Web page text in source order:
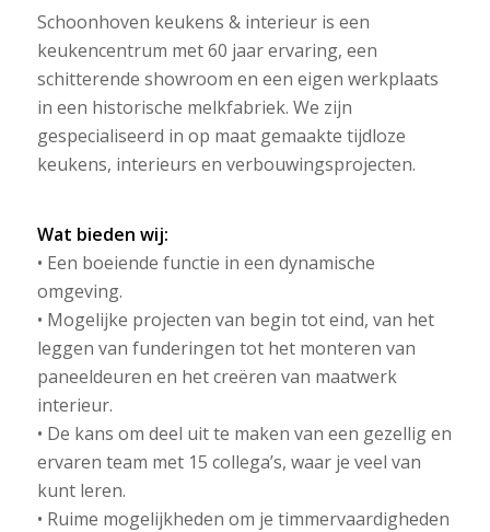
Schoonhoven keukens & interieur is een
keukencentrum met 60 jaar ervaring, een
schitterende showroom en een eigen werkplaats
in een historische melkfabriek. We zijn
gespecialiseerd in op maat gemaakte tijdloze
keukens, interieurs en verbouwingsprojecten.
Wat bieden wij:
• Een boeiende functie in een dynamische
omgeving.
• Mogelijke projecten van begin tot eind, van het
leggen van funderingen tot het monteren van
paneeldeuren en het creëren van maatwerk
interieur.
• De kans om deel uit te maken van een gezellig en
ervaren team met 15 collega’s, waar je veel van
kunt leren.
• Ruime mogelijkheden om je timmervaardigheden